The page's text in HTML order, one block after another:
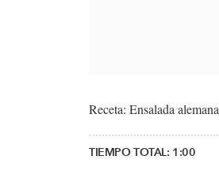
Receta: Ensalada alemana
TIEMPO TOTAL: 1:00